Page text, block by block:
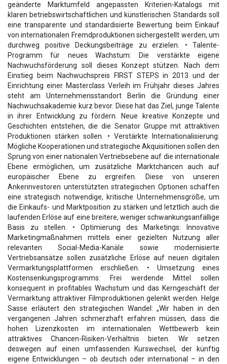
geänderte Marktumfeld angepassten Kriterien-Katalogs mit
klaren betriebswirtschaftlichen und künstlerischen Standards soll
eine transparente und standardisierte Bewertung beim Einkauf
von internationalen Fremdproduktionen sichergestellt werden, um
durchweg positive Deckungsbeiträge zu erzielen. • Talente-
Programm für neues Wachstum: Die verstärkte eigene
Nachwuchsförderung soll dieses Konzept stützen. Nach dem
Einstieg beim Nachwuchspreis FIRST STEPS in 2013 und der
Einrichtung einer Masterclass Verleih im Frühjahr dieses Jahres
steht am Unternehmensstandort Berlin die Gründung einer
Nachwuchsakademie kurz bevor. Diese hat das Ziel, junge Talente
in ihrer Entwicklung zu fördern. Neue kreative Konzepte und
Geschichten entstehen, die die Senator Gruppe mit attraktiven
Produktionen stärken sollen. • Verstärkte Internationalisierung:
Mögliche Kooperationen und strategische Akquisitionen sollen den
Sprung von einer nationalen Vertriebsebene auf die internationale
Ebene ermöglichen, um zusätzliche Marktchancen auch auf
europäischer Ebene zu ergreifen. Diese von unseren
Ankerinvestoren unterstützten strategischen Optionen schaffen
eine strategisch notwendige, kritische Unternehmensgröße, um
die Einkaufs- und Marktposition zu stärken und letztlich auch die
laufenden Erlöse auf eine breitere, weniger schwankungsanfällige
Basis zu stellen. • Optimierung des Marketings: Innovative
Marketingmaßnahmen mittels einer gezielten Nutzung aller
relevanten Social-Media-Kanäle sowie modernisierte
Vertriebsansätze sollen zusätzliche Erlöse auf neuen digitalen
Vermarktungsplattformen erschließen. • Umsetzung eines
Kostensenkungsprogramms: Frei werdende Mittel sollen
konsequent in profitables Wachstum und das Kerngeschäft der
Vermarktung attraktiver Filmproduktionen gelenkt werden. Helge
Sasse erläutert den strategischen Wandel: „Wir haben in den
vergangenen Jahren schmerzhaft erfahren müssen, dass die
hohen Lizenzkosten im internationalen Wettbewerb kein
attraktives Chancen-Risiken-Verhältnis bieten. Wir setzen
deswegen auf einen umfassenden Kurswechsel, der künftig
eigene Entwicklungen – ob deutsch oder international – in den